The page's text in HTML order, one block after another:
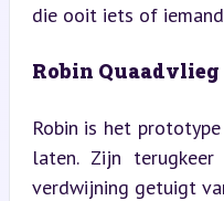
die ooit iets of
Robin Quaadvlieg
Robin is het
laten. Zijn
verdwijning getuigt